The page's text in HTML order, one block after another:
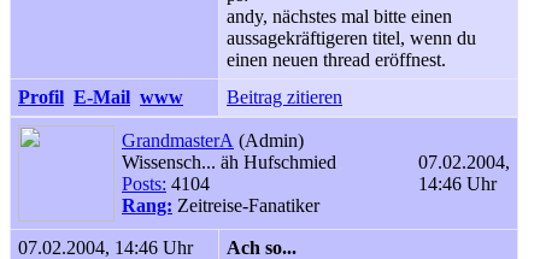
andy, nächstes mal bitte einen
aussagekräftigeren titel, wenn du
einen neuen thread eröffnest.
Profil E-Mail www Beitrag zitieren
GrandmasterA (Admin)
Wissensch... äh Hufschmied
Posts: 4104
Rang: Zeitreise-Fanatiker
07.02.2004,
14:46 Uhr
07.02.2004, 14:46 Uhr
Ach so...